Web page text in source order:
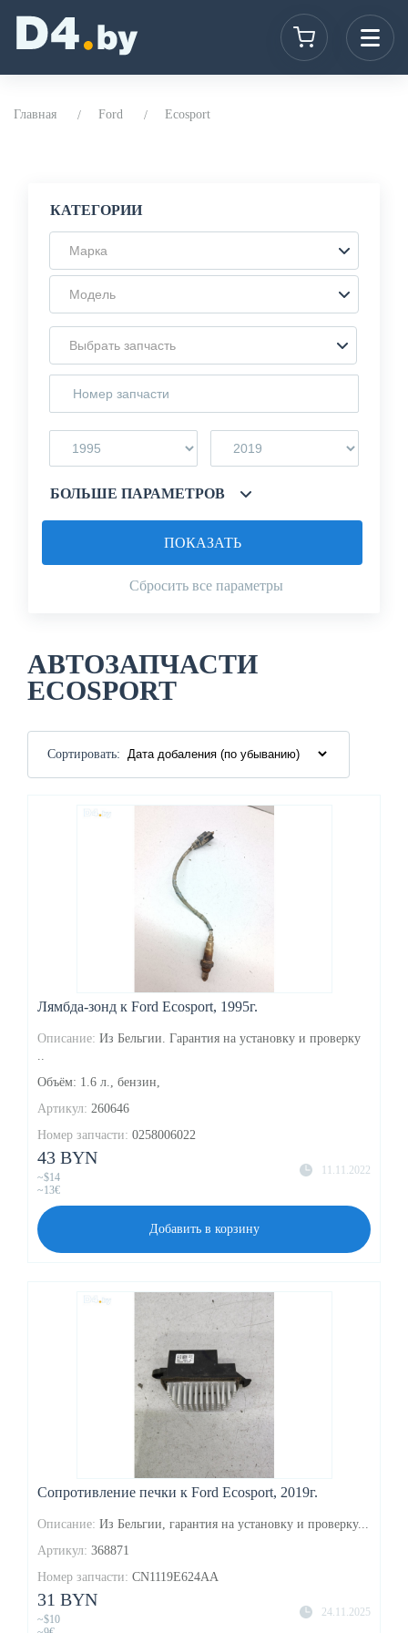
Главная Ford Ecosport
КАТЕГОРИИ
Марка
Модель
Выбрать запчасть
БОЛЬШЕ ПАРАМЕТРОВ
Сбросить все параметры
ПОКАЗАТЬ
АВТОЗАПЧАСТИ
ECOSPORT
Сортировать:
Лямбда-зонд к Ford Ecosport, 1995г.
Описание: Из Бельгии. Гарантия на установку и проверку
Объём: 1.6 л., бензин,
Артикул: 260646
Номер запчасти: 0258006022
11.11.2022
43 BYN
~$14
~13€
Добавить в корзину
Сопротивление печки к Ford Ecosport, 2019г.
Описание: Из Бельгии, гарантия на установку и проверку...
Артикул: 368871
Номер запчасти: CN1119E624AA
24.11.2025
31 BYN
~$10